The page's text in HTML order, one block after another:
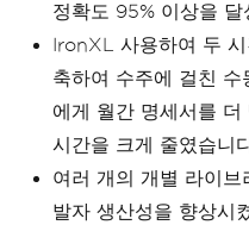
정확도 95% 이상을 달
IronXL 사용하여 두
축하여 수주에 걸친
에게 월간 명세서를 더
시간을 크게 줄였습니
여러 개의 개별 라이브
발자 생산성을 향상시